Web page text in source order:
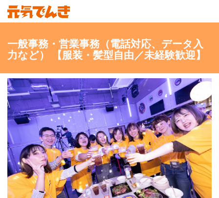
一般事務・営業事務（電話対応、データ入
力など） 【服装・髪型自由／未経験歓迎】